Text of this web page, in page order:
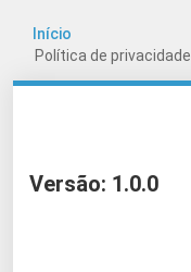
Início
Política de privacidade
Versão: 1.0.0